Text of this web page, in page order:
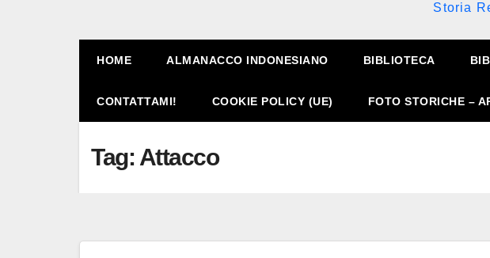
Storia
HOME ALMANACCO INDONESIANO BIBLIOTECA
CONTATTAMI! COOKIE POLICY (UE) FOTO STORICHE –
Tag: Attacco